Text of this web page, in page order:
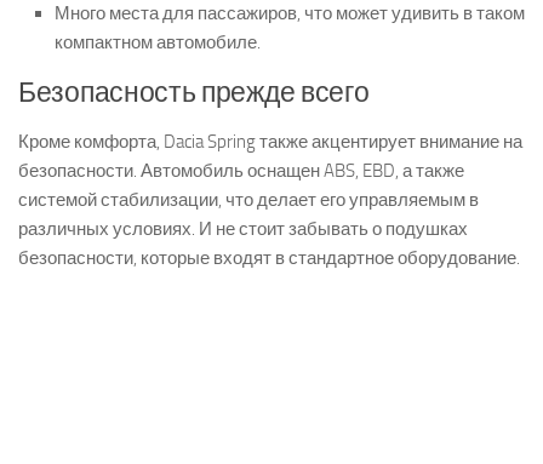
Много места для пассажиров, что может удивить в таком
компактном автомобиле.
Безопасность прежде всего
Кроме комфорта, Dacia Spring также акцентирует внимание на
безопасности. Автомобиль оснащен ABS, EBD, а также
системой стабилизации, что делает его управляемым в
различных условиях. И не стоит забывать о подушках
безопасности, которые входят в стандартное оборудование.